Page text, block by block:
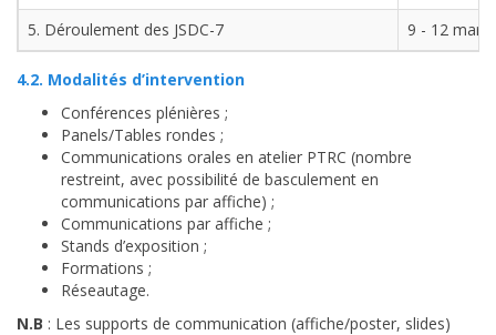
5. Déroulement des JSDC-7
9 - 12 mars
4.2. Modalités d’intervention
Conférences plénières ;
Panels/Tables rondes ;
Communications orales en atelier PTRC (nombre
restreint, avec possibilité de basculement en
communications par affiche) ;
Communications par affiche ;
Stands d’exposition ;
Formations ;
Réseautage.
N.B : Les supports de communication (affiche/poster, slides)